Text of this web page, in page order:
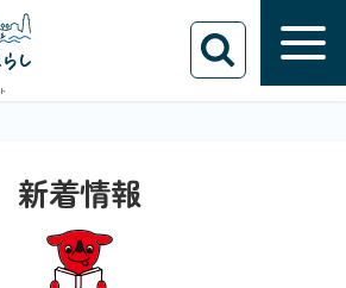
新着情報